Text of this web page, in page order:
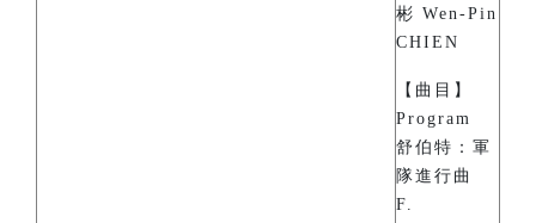
彬 Wen-Pin
CHIEN
【曲目】
Program
舒伯特：軍
隊進行曲
F.